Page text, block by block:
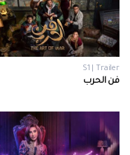
S1 | Trailer
فن الحرب